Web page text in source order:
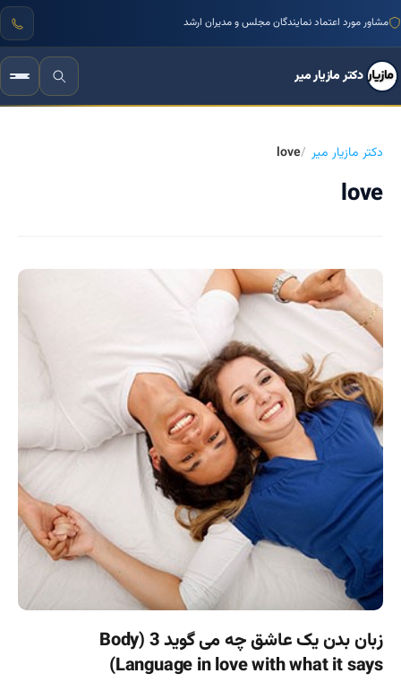
مشاور مورد اعتماد نمایندگان مجلس و مدیران ارشد
دکتر مازیار میر
دکتر مازیار میر love
love
زبان بدن یک عاشق چه می گوید 3 (Body
Language in love with what it says)